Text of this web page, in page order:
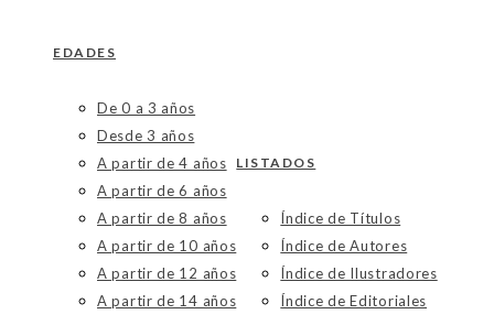
EDADES
De 0 a 3 años
Desde 3 años
A partir de 4 años
A partir de 6 años
A partir de 8 años
A partir de 10 años
A partir de 12 años
A partir de 14 años
LISTADOS
Índice de Títulos
Índice de Autores
Índice de Ilustradores
Índice de Editoriales